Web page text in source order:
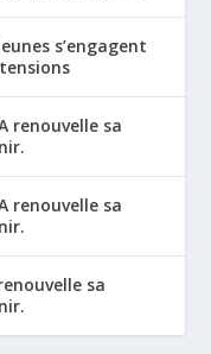
s’engagent
renouvelle sa
renouvelle sa
sa